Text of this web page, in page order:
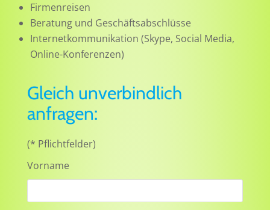
Firmenreisen
Beratung und Geschäftsabschlüsse
Internetkommunikation (Skype, Social Media,
Online-Konferenzen)
Gleich unverbindlich
anfragen:
(* Pflichtfelder)
Vorname